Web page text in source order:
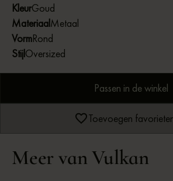
KleurGoud
MateriaalMetaal
VormRond
StijlOversized
Passen in de winkel
Toevoegen
Meer van Vulkan